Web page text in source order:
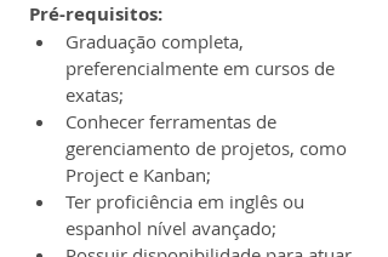
Pré-requisitos:
Graduação completa,
preferencialmente em cursos de
exatas;
Conhecer ferramentas de
gerenciamento de projetos, como
Project e Kanban;
Ter proficiência em inglês ou
espanhol nível avançado;